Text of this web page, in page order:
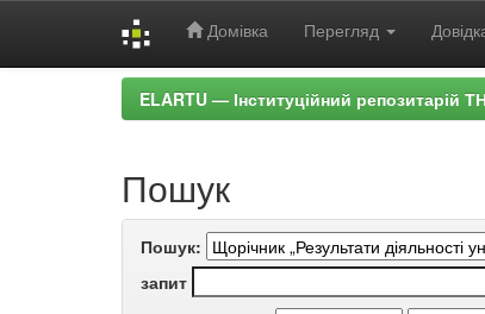
Домівка Перегляд
ELARTU — Інституційний репозитарій
Пошук
Пошук:
запит